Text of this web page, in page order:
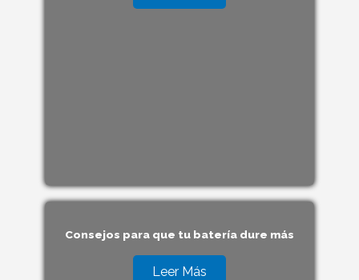
Consejos para que tu batería dure más
Leer Más